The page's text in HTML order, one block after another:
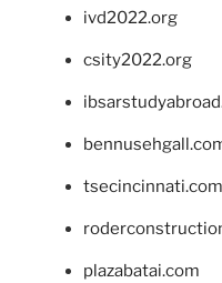
ivd2022.org
csity2022.org
tsecincinnati.com
plazabatai.com